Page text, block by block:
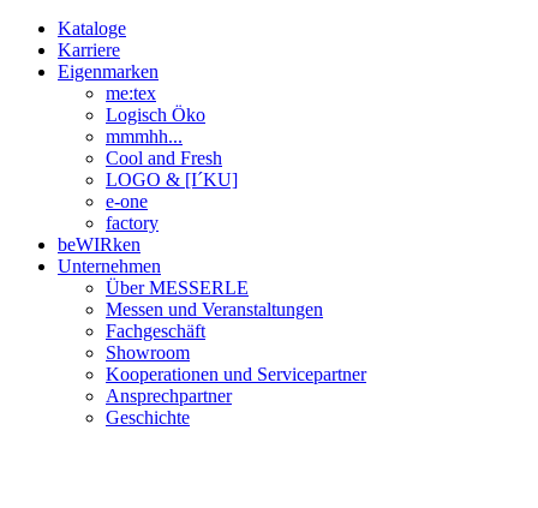
Kataloge
Karriere
Eigenmarken
me:tex
Logisch Öko
mmmhh...
Cool and Fresh
LOGO & [I´KU]
e-one
factory
beWIRken
Unternehmen
Über MESSERLE
Messen und Veranstaltungen
Fachgeschäft
Showroom
Kooperationen und Servicepartner
Ansprechpartner
Geschichte